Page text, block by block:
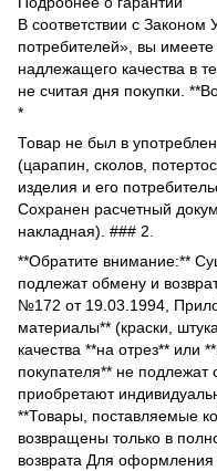
В соответствии с
потребителей», вы
надлежащего качества в
не считая дня покупки.
*
Товар не был в
(царапин, сколов,
изделия и его
Сохранен расчетный
накладная). ### 2.
**Обратите внимание:**
подлежат обмену и
№172 от 19.03.1994,
материалы** (краски,
качества **на отрез** или
покупателя** не подлежат
приобретают
**Товары, поставляемые
возвращены только в
возврата Для оформления